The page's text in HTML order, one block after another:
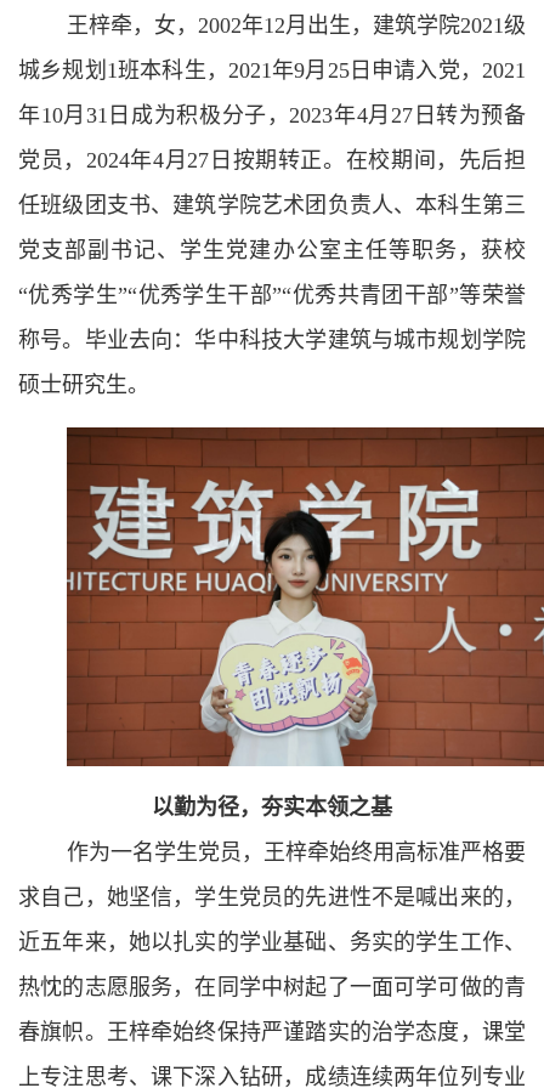
王梓牵，女，2002年12月出生，建筑学院2021级
城乡规划1班本科生，2021年9月25日申请入党，2021
年10月31日成为积极分子，2023年4月27日转为预备
党员，2024年4月27日按期转正。在校期间，先后担
任班级团支书、建筑学院艺术团负责人、本科生第三
党支部副书记、学生党建办公室主任等职务，获校
“优秀学生”“优秀学生干部”“优秀共青团干部”等荣誉
称号。毕业去向：华中科技大学建筑与城市规划学院
硕士研究生。
以勤为径，夯实本领之基
作为一名学生党员，王梓牵始终用高标准严格要
求自己，她坚信，学生党员的先进性不是喊出来的，
近五年来，她以扎实的学业基础、务实的学生工作、
热忱的志愿服务，在同学中树起了一面可学可做的青
春旗帜。王梓牵始终保持严谨踏实的治学态度，课堂
上专注思考、课下深入钻研，成绩连续两年位列专业